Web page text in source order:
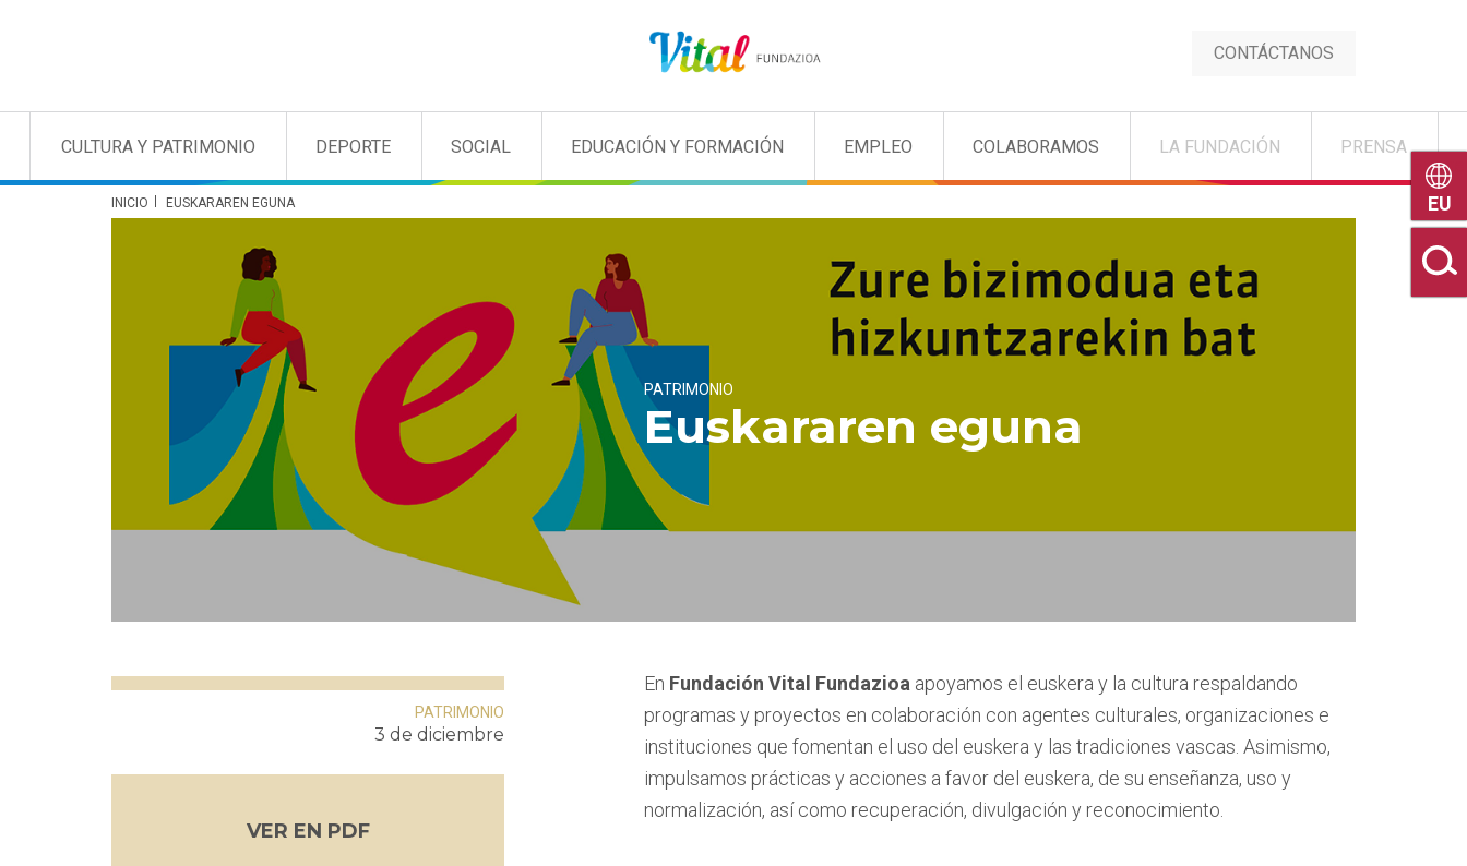
CONTÁCTANOS
CULTURA Y PATRIMONIO DEPORTE SOCIAL EDUCACIÓN Y FORMACIÓN EMPLEO COLABORAMOS LA FUNDACIÓN PRENSA
INICIO EUSKARAREN EGUNA
Euskararen eguna
PATRIMONIO
PATRIMONIO
3 de diciembre
VER EN PDF
En Fundación Vital Fundazioa apoyamos el euskera y la cultura respaldando
programas y proyectos en colaboración con agentes culturales, organizaciones e
instituciones que fomentan el uso del euskera y las tradiciones vascas. Asimismo,
impulsamos prácticas y acciones a favor del euskera, de su enseñanza, uso y
normalización, así como recuperación, divulgación y reconocimiento.